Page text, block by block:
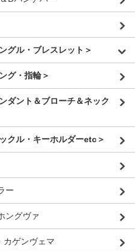
グル・ブレスレット＞
グ・指輪＞
ダント＆ブローチ＆ネック
クル・キーホルダーetc＞
ー
ングヴァ
カゲンヴェマ